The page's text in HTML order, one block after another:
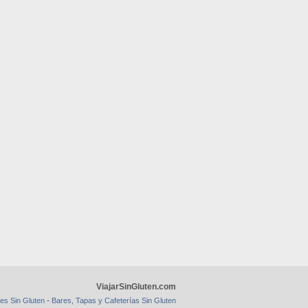
ViajarSinGluten.com
Sin Gluten - Bares, Tapas y Cafeterías Sin Gluten